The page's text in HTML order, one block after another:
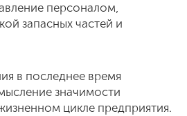
персоналом,
запасных частей и
в последнее время
значимости
цикле предприятия.